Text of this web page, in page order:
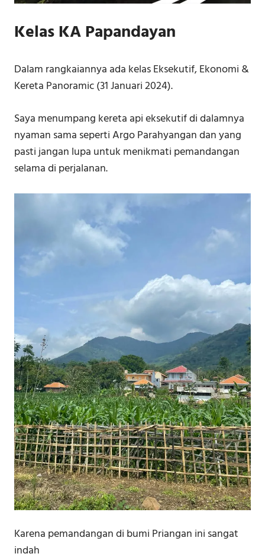
Kelas KA Papandayan
Dalam rangkaiannya ada kelas Eksekutif, Ekonomi &
Kereta Panoramic (31 Januari 2024).
Saya menumpang kereta api eksekutif di dalamnya
nyaman sama seperti Argo Parahyangan dan yang
pasti jangan lupa untuk menikmati pemandangan
selama di perjalanan.
Karena pemandangan di bumi Priangan ini sangat
indah